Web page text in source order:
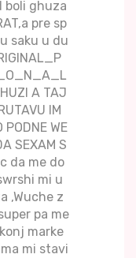
boli ghuza
pre sp
saku u du
A TAJ
IM
PODNE WE
SEXAM S
da me do
mi u
,Wuche z
pa me
marke
mi stavi